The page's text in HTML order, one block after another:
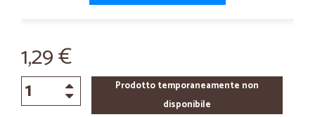
1,29 €
Prodotto temporaneamente non
disponibile